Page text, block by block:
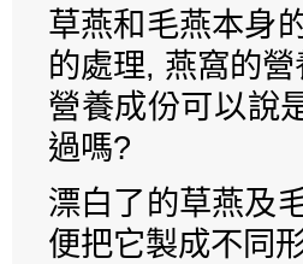
草燕和毛燕本身
的處理, 燕窩的
營養成份可以說
過嗎?
漂白了的草燕及
便把它製成不同